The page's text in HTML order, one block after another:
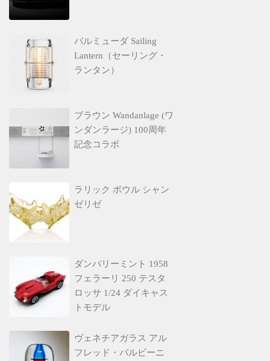
バルミューダ Sailing
Lantern（セーリング・
ランタン）
ブラウン Wandanlage (ワ
ンダンラージ) 100周年
記念コラボ
ラリック ボウル シャン
ゼリゼ
ダンバリーミント 1958
フェラーリ 250 テスタ
ロッサ 1/24 ダイキャス
トモデル
ヴェネチアガラス アル
フレッド・バルビーニ